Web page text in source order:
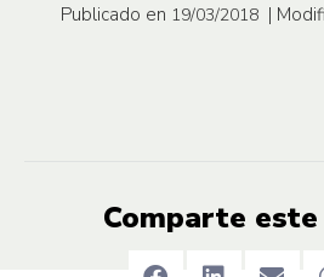
Publicado en 19/03/2018 |
Comparte